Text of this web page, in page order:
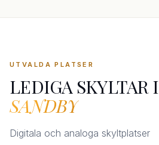
UTVALDA PLATSER
LEDIGA SKYLTAR I
SANDBY
Digitala och analoga skyltplatser